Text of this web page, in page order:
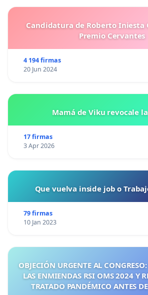
Candidatura de Roberto Iniesta
Premio Cervantes
4 194 firmas
20 Jun 2024
Mamá de Viku revocale
17 firmas
3 Apr 2026
Que vuelva inside job o
79 firmas
10 Jan 2023
OBJECIÓN URGENTE AL
LAS ENMIENDAS RSI OMS 2024 Y
TRATADO PANDÉMICO ANTES